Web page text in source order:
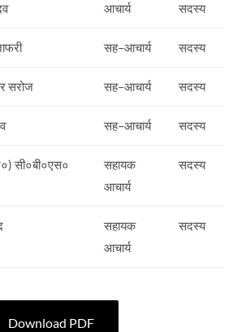
आचार्य सदस्य
सह–आचार्य सदस्य
सरोज सह–आचार्य सदस्य
सह–आचार्य सदस्य
सी०बी०एस०
सहायक
आचार्य
सदस्य
सहायक
आचार्य
सदस्य
Download PDF